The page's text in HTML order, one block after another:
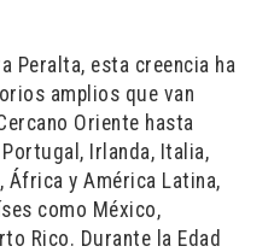
Peralta, esta creencia ha
amplios que van
Oriente hasta
Irlanda, Italia,
África y América Latina,
como México,
Rico. Durante la Edad